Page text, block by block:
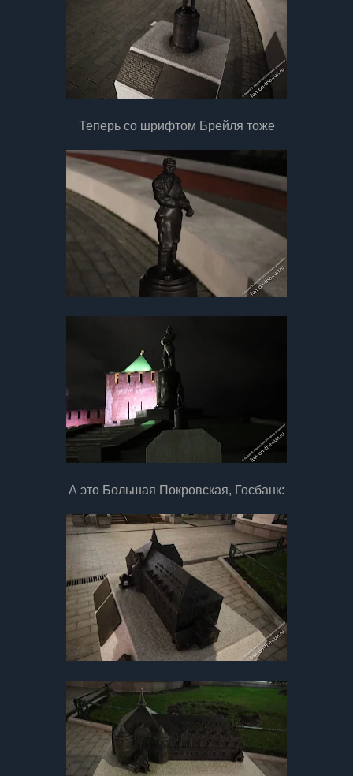
Теперь со шрифтом Брейля тоже
А это Большая Покровская, Госбанк: